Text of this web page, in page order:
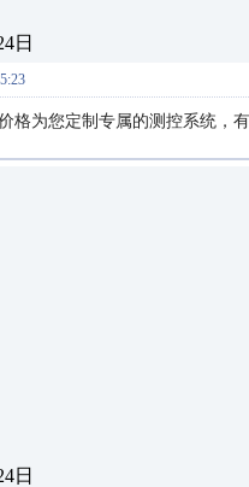
日
格为您定制专属的测控系统，
日